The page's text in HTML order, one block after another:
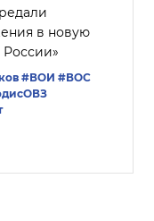
в новую
#ВОИ #ВОС